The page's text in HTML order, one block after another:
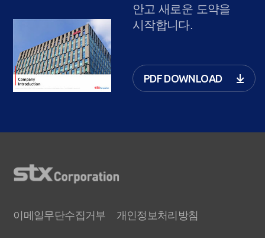
안고 새로운 도약을
시작합니다.
PDF DOWNLOAD
이메일무단수집거부 개인정보처리방침